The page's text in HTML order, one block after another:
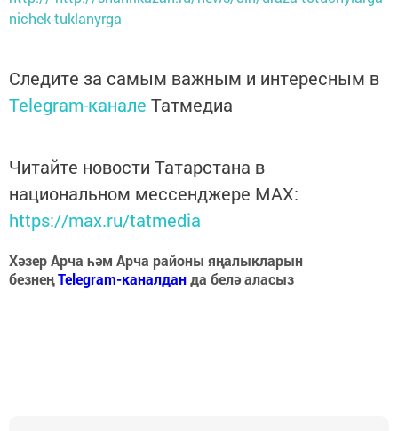
nichek-tuklanyrga
Следите за самым важным и интересным в
Telegram-канале Татмедиа
Читайте новости Татарстана в
национальном мессенджере MАХ:
https://max.ru/tatmedia
Хәзер Арча һәм Арча районы яңалыкларын
безнеңTelegram-каналданда белә аласыз